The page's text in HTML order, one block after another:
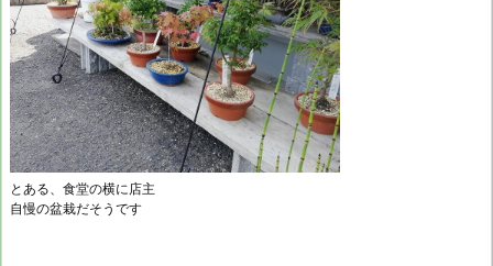
とある、食堂の横に店主
自慢の盆栽だそうです